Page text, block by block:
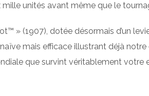
unités avant même que le
» (1907), dotée désormais d’un
mais efficace illustrant déjà
que survint véritablement votre